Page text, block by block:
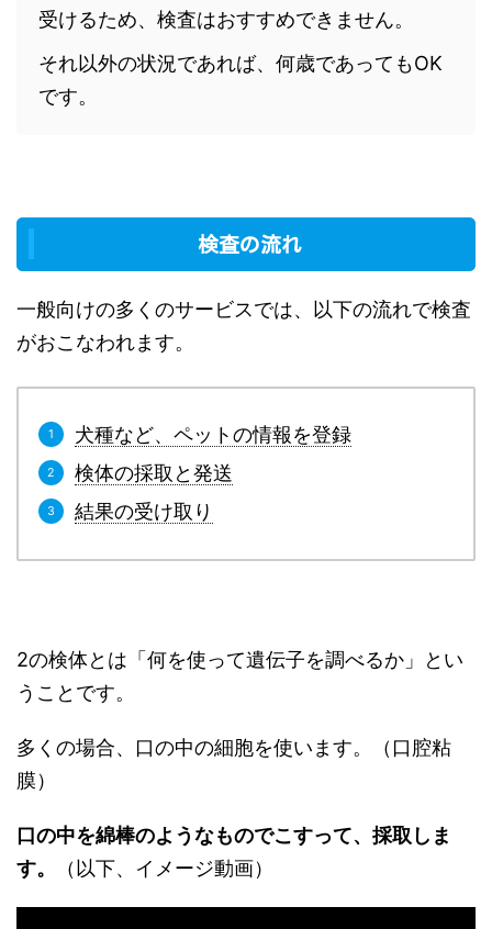
受けるため、検査はおすすめできません。
それ以外の状況であれば、何歳であってもOK
です。
検査の流れ
一般向けの多くのサービスでは、以下の流れで検査
がおこなわれます。
犬種など、ペットの情報を登録
検体の採取と発送
結果の受け取り
2の検体とは「何を使って遺伝子を調べるか」とい
うことです。
多くの場合、口の中の細胞を使います。（口腔粘
膜）
口の中を綿棒のようなものでこすって、採取しま
す。
（以下、イメージ動画）